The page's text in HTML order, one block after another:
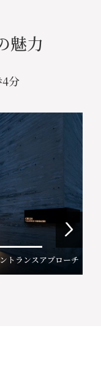
魅力
分
トランスアプローチ